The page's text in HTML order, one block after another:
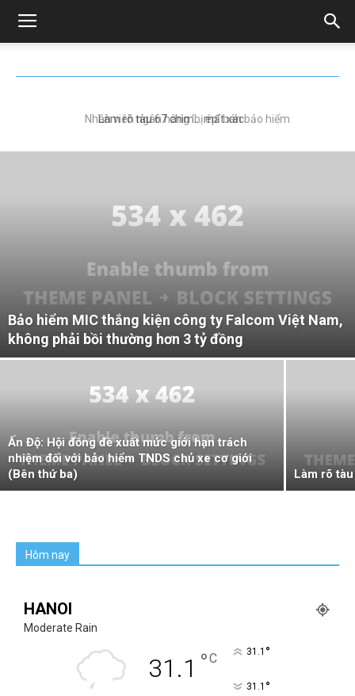
Nhân viên ngân hàng ‘bị ép’ bán bảo hiểm
Bảo hiểm MIC thắng kiện công ty Falcom Việt Nam,
không phải bồi thường hơn 3 tỷ đồng
Ấn Độ: Hội đồng đề xuất mức giới hạn trách
nhiệm đối với bảo hiểm TNDS chủ xe cơ giới
(Bên thứ ba)
Làm rõ
Hôm nay
HANOI
Moderate Rain
31.1 °C 31.1 °
31.1 °